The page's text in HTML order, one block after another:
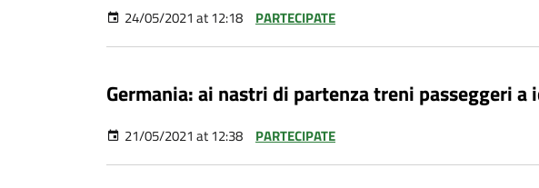
24/05/2021 at 12:18 PARTECIPATE
Germania: ai nastri di partenza treni passeggeri a
21/05/2021 at 12:38 PARTECIPATE